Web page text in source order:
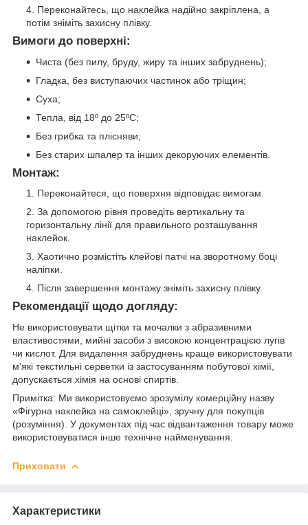
Переконайтесь, що наклейка надійно закріплена, а
потім зніміть захисну плівку.
Вимоги до поверхні:
Чиста (без пилу, бруду, жиру та інших забруднень);
Гладка, без виступаючих частинок або тріщин;
Суха;
Тепла, від 18º до 25ºС;
Без грибка та плісняви;
Без старих шпалер та інших декоруючих елементів.
Монтаж:
Переконайтеся, що поверхня відповідає вимогам.
За допомогою рівня проведіть вертикальну та
горизонтальну лінії для правильного розташування
наклейок.
Хаотично розмістіть клейові патчі на зворотному боці
наліпки.
Після завершення монтажу зніміть захисну плівку.
Рекомендації щодо догляду:
Не використовувати щітки та мочалки з абразивними
властивостями, мийні засоби з високою концентрацією лугів
чи кислот. Для видалення забруднень краще використовувати
м'які текстильні серветки із застосуванням побутової хімії,
допускається хімія на основі спиртів.
Примітка: Ми використовуємо зрозумілу комерційну назву
«Фігурна наклейка на самоклейці», зручну для покупців
(розуміння). У документах під час відвантаження товару може
використовуватися інше технічне найменування.
Приховати
Характеристики